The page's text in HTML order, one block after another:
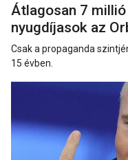
Átlagosan 7
nyugdíjasok az
Csak a propaganda
15 évben.